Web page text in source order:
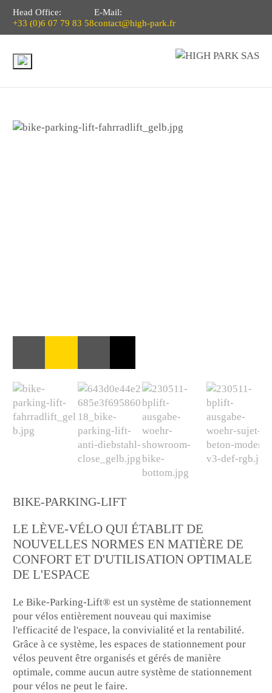
Head Office:
+33 (0)6 07 79 83 58
E-Mail:
contact@high-park.fr
BIKE-PARKING-LIFT
LE LÈVE-VÉLO QUI ÉTABLIT DE
NOUVELLES NORMES EN MATIÈRE DE
CONFORT ET D'UTILISATION OPTIMALE
DE L'ESPACE
Le Bike-Parking-Lift® est un système de stationnement
pour vélos entièrement nouveau qui maximise
l'efficacité de l'espace, la convivialité et la rentabilité.
Grâce à ce système, les espaces de stationnement pour
vélos peuvent être organisés et gérés de manière
optimale, comme aucun autre système de stationnement
pour vélos ne peut le faire.